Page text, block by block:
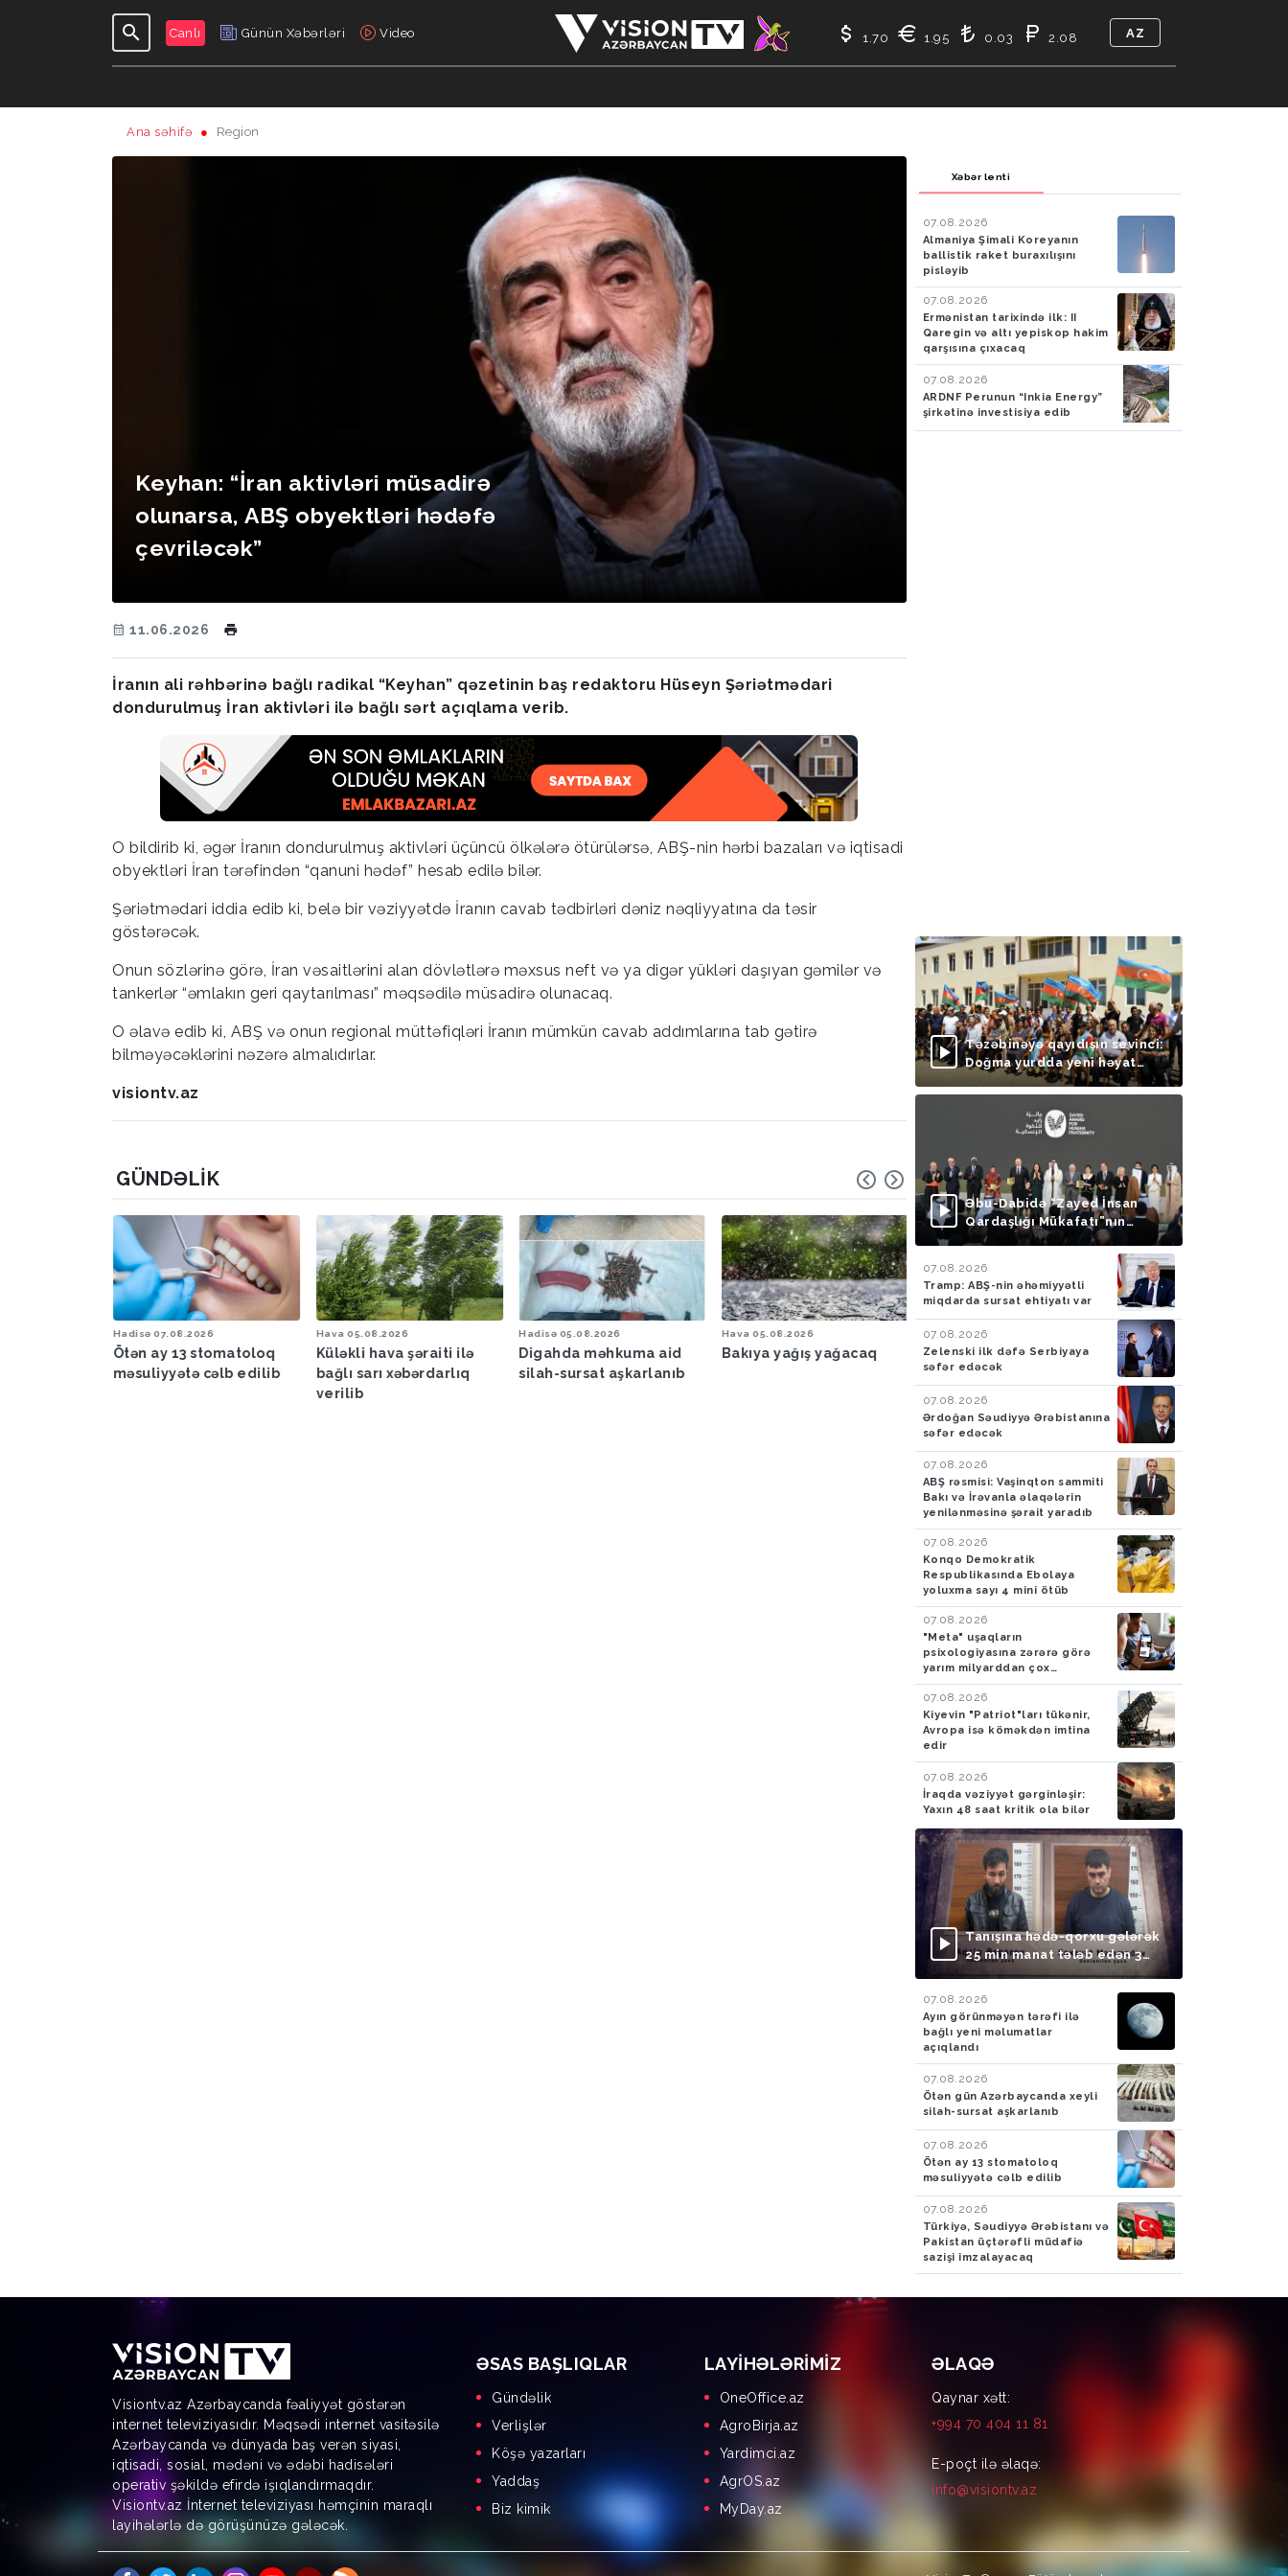
Canlı Günün Xəbərləri Video
GÜNDƏLIK
1.70 1.95 0.03 2.08 AZ
Ana səhifə Region
Keyhan: “İran aktivləri müsadirə
olunarsa, ABŞ obyektləri hədəfə
çevriləcək”
11.06.2026
İranın ali rəhbərinə bağlı radikal “Keyhan” qəzetinin baş redaktoru Hüseyn Şəriətmədari
dondurulmuş İran aktivləri ilə bağlı sərt açıqlama verib.
O bildirib ki, əgər İranın dondurulmuş aktivləri üçüncü ölkələrə ötürülərsə, ABŞ-nin hərbi bazaları və iqtisadi
obyektləri İran tərəfindən “qanuni hədəf” hesab edilə bilər.
Şəriətmədari iddia edib ki, belə bir vəziyyətdə İranın cavab tədbirləri dəniz nəqliyyatına da təsir
göstərəcək.
Onun sözlərinə görə, İran vəsaitlərini alan dövlətlərə məxsus neft və ya digər yükləri daşıyan gəmilər və
tankerlər “əmlakın geri qaytarılması” məqsədilə müsadirə olunacaq.
O əlavə edib ki, ABŞ və onun regional müttəfiqləri İranın mümkün cavab addımlarına tab gətirə
bilməyəcəklərini nəzərə almalıdırlar.
visiontv.az
GÜNDƏLIK
Hadisə 07.08.2026
Ötən ay 13 stomatoloq
məsuliyyətə cəlb edilib
Hava 05.08.2026
Küləkli hava şəraiti ilə
bağlı sarı xəbərdarlıq
verilib
Hadisə 05.08.2026
Digahda məhkuma aid
silah-sursat aşkarlanıb
Hava 05.08.2026
Bakıya yağış yağacaq
Hadisə 05.08.2026
Azərbaycan gömrükçüləri
İrandan Britaniyaya yük
aparan maşında 4,5 kq
tiryək aşkarlayıblar-
FOTO
Ölkə 04.08.2026
Bakcell rouminqi ilə
tətilində dünyanı
Xəbər lenti
07.08.2026
Almaniya Şimali Koreyanın
ballistik raket buraxılışını
pisləyib
07.08.2026
Ermənistan tarixində ilk: II
Qaregin və altı yepiskop hakim
qarşısına çıxacaq
07.08.2026
ARDNF Perunun “Inkia Energy”
şirkətinə investisiya edib
Təzəbinəyə qayıdışın sevinci:
Doğma yurdda yeni həyat
başlayır
Əbu-Dabidə “Zayed İnsan
Qardaşlığı Mükafatı”nın
təqdimolunma mərasimi
07.08.2026
Tramp: ABŞ-nin əhəmiyyətli
miqdarda sursat ehtiyatı var
07.08.2026
Zelenski ilk dəfə Serbiyaya
səfər edəcək
07.08.2026
Ərdoğan Səudiyyə Ərəbistanına
səfər edəcək
07.08.2026
ABŞ rəsmisi: Vaşinqton sammiti
Bakı və İrəvanla əlaqələrin
yenilənməsinə şərait yaradıb
07.08.2026
Konqo Demokratik
Respublikasında Ebolaya
yoluxma sayı 4 mini ötüb
07.08.2026
"Meta" uşaqların
psixologiyasına zərərə görə
yarım milyarddan çox
cərimələndi
07.08.2026
Kiyevin "Patriot"ları tükənir,
Avropa isə köməkdən imtina
edir
07.08.2026
İraqda vəziyyət gərginləşir:
Yaxın 48 saat kritik ola bilər
Tanışına hədə-qorxu gələrək
25 min manat tələb edən 3
nəfər saxlanılıb
07.08.2026
Ayın görünməyən tərəfi ilə
bağlı yeni məlumatlar
açıqlandı
07.08.2026
Ötən gün Azərbaycanda xeyli
silah-sursat aşkarlanıb
07.08.2026
Ötən ay 13 stomatoloq
məsuliyyətə cəlb edilib
07.08.2026
Türkiyə, Səudiyyə Ərəbistanı və
Pakistan üçtərəfli müdafiə
sazişi imzalayacaq
Visiontv.az Azərbaycanda fəaliyyət göstərən
internet televiziyasıdır. Məqsədi internet vasitəsilə
Azərbaycanda və dünyada baş verən siyasi,
iqtisadi, sosial, mədəni və ədəbi hadisələri
operativ şəkildə efirdə işıqlandırmaqdır.
Visiontv.az İnternet televiziyası həmçinin maraqlı
layihələrlə də görüşünüzə gələcək.
ƏSAS BAŞLIQLAR
Gündəlik
Verlişlər
Köşə yazarları
Yaddaş
Biz kimik
LAYIHƏLƏRIMIZ
OneOffice.az
AgroBirja.az
Yardimci.az
AgrOS.az
MyDay.az
ƏLAQƏ
Qaynar xətt:
+994 70 404 11 81
E-poçt ilə əlaqə:
info@visiontv.az